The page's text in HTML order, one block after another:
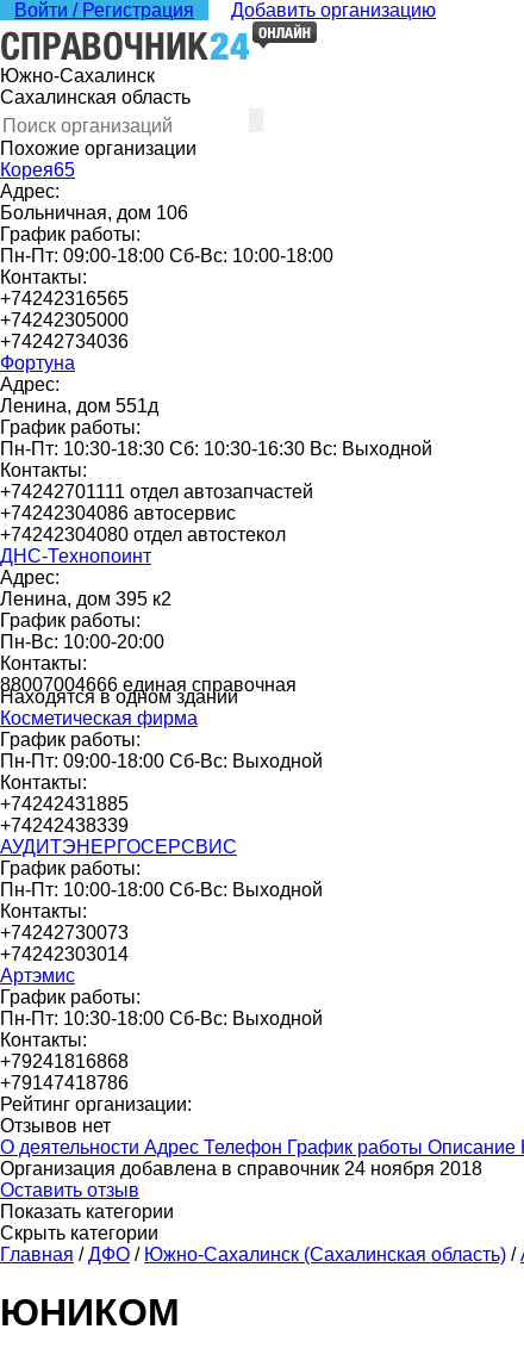
Войти / Регистрация Добавить организацию
Южно-Сахалинск
Сахалинская область
Похожие организации
Корея65
Адрес:
Больничная, дом 106
График работы:
Пн-Пт: 09:00-18:00 Сб-Вс: 10:00-18:00
Контакты:
+74242316565
+74242305000
+74242734036
Фортуна
Адрес:
Ленина, дом 551д
График работы:
Пн-Пт: 10:30-18:30 Сб: 10:30-16:30 Вс: Выходной
Контакты:
+74242701111 отдел автозапчастей
+74242304086 автосервис
+74242304080 отдел автостекол
ДНС-Технопоинт
Адрес:
Ленина, дом 395 к2
График работы:
Пн-Вс: 10:00-20:00
Контакты:
88007004666 единая справочная
Находятся в одном здании
Косметическая фирма
График работы:
Пн-Пт: 09:00-18:00 Сб-Вс: Выходной
Контакты:
+74242431885
+74242438339
АУДИТЭНЕРГОСЕРСВИС
График работы:
Пн-Пт: 10:00-18:00 Сб-Вс: Выходной
Контакты:
+74242730073
+74242303014
Артэмис
График работы:
Пн-Пт: 10:30-18:00 Сб-Вс: Выходной
Контакты:
+79241816868
+79147418786
Рейтинг организации:
Отзывов нет
О деятельности Адрес Телефон График работы Описание
Организация добавлена в справочник 24 ноября 2018
Оставить отзыв
Показать категории
Скрыть категории
Главная / ДФО / Южно-Сахалинск (Сахалинская область) /
ЮНИКОМ